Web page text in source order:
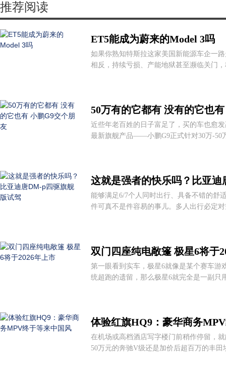
推荐阅读
ET5能成为蔚来的Model 3吗
如果你熟知特斯拉这家美国新能源车企一
相反，持续亏损、产能地狱甚至濒临关门
50万有的它都有 没有的它也
近些年老百姓的日子富足了，买的车也愈
最新旗舰产品——小鹏G9正式针对30万-50
这就是强者的快乐吗？比亚
能够满足6/7个人同时出行、具备不错的舒
件可真不是件容易的事儿。多人出行必定
双门四座纯电敞篷 极星6将于
第一眼看到实车，极星6就像是某个赛车游
统超跑的遗留，那么极星6就完全是一副只
体验红旗HQ9：豪华商务
在机场或高档酒店写字楼门前稍作停留，
50万元的奔驰V级还是加价后超百万的丰